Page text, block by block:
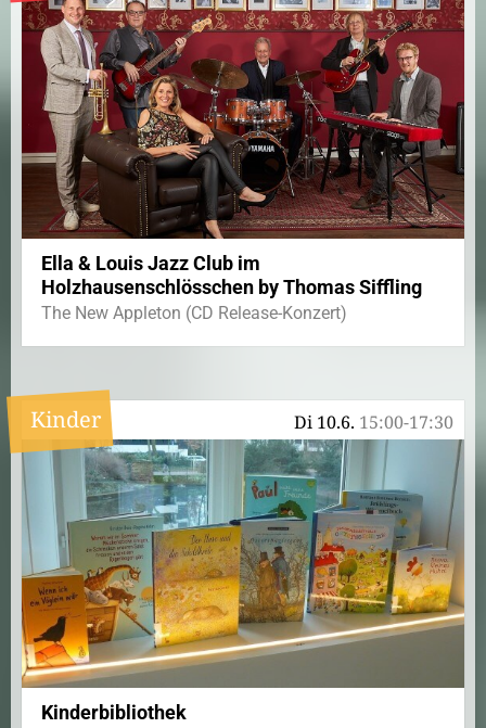
Ella & Louis Jazz Club im
Holzhausenschlösschen by Thomas Siffling
The New Appleton (CD Release-Konzert)
Di 10.6. 15:00-17:30
Kinder
Kinderbibliothek